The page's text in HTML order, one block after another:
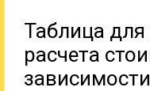
Таблица
расчета